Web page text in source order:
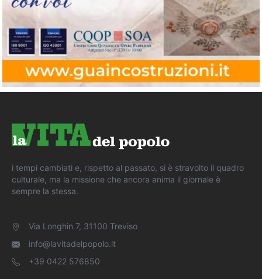
i tempi cambiati e, rispetto al passato, si è stravolto il quadro
culturale, ma la missione che ancora anima il giornale è
sempre la stessa.
Via Longhin 7, 31100 Treviso
info@lavitadelpopolo.it
+39 0422 576850